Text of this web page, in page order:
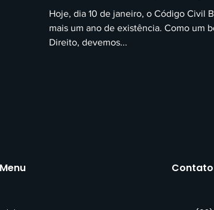
Hoje, dia 10 de janeiro, o Código Civil
mais um ano de existência. Como um
Direito, devemos...
Menu Contato